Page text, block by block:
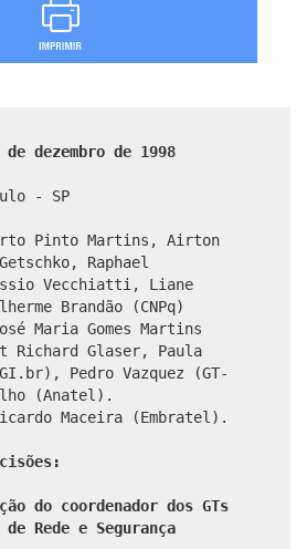
dezembro de 1998
- SP
Pinto Martins, Airton
Raphael
Vecchiatti, Liane
Brandão (CNPq)
Maria Gomes Martins
Richard Glaser, Paula
Pedro Vazquez (GT-
(Anatel).
Maceira (Embratel).
do coordenador dos GTs
Rede e Segurança